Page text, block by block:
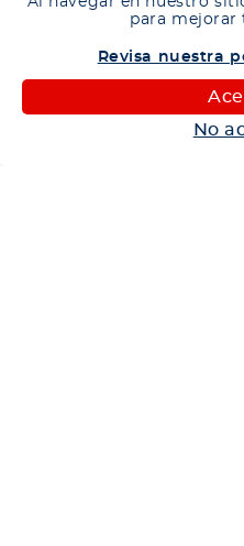
para mejorar
Revisa nuestra
No
Ingresa tu ubicación para ver los